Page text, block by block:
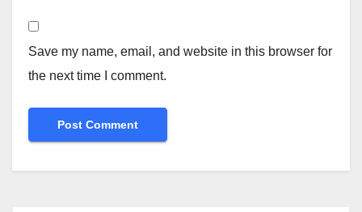
Save my name, email, and website in this browser for
the next time I comment.